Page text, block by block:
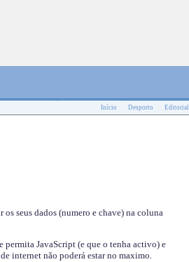
Início Desporto Editorial
seus dados (numero e chave) na coluna
JavaScript (e que o tenha activo) e
internet não poderá estar no maximo.